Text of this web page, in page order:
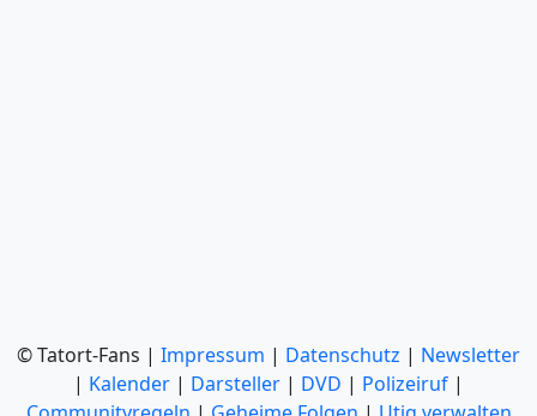
© Tatort-Fans | Impressum | Datenschutz | Newsletter
| Kalender | Darsteller | DVD | Polizeiruf |